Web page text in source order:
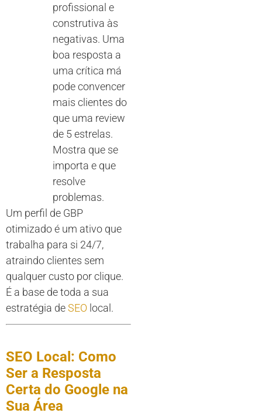
profissional e
construtiva às
negativas. Uma
boa resposta a
uma crítica má
pode convencer
mais clientes do
que uma review
de 5 estrelas.
Mostra que se
importa e que
resolve
problemas.
Um perfil de GBP
otimizado é um ativo que
trabalha para si 24/7,
atraindo clientes sem
qualquer custo por clique.
É a base de toda a sua
estratégia deSEO local.
SEO Local: Como
Ser a Resposta
Certa do Google na
Sua Área